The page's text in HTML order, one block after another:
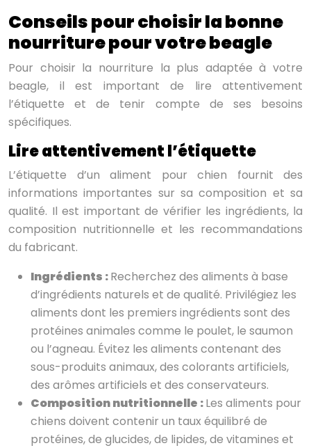
Conseils pour choisir la bonne
nourriture pour votre beagle
Pour choisir la nourriture la plus adaptée à votre
beagle, il est important de lire attentivement
l’étiquette et de tenir compte de ses besoins
spécifiques.
Lire attentivement l’étiquette
L’étiquette d’un aliment pour chien fournit des
informations importantes sur sa composition et sa
qualité. Il est important de vérifier les ingrédients, la
composition nutritionnelle et les recommandations
du fabricant.
Ingrédients :Recherchez des aliments à base
d’ingrédients naturels et de qualité. Privilégiez les
aliments dont les premiers ingrédients sont des
protéines animales comme le poulet, le saumon
ou l’agneau. Évitez les aliments contenant des
sous-produits animaux, des colorants artificiels,
des arômes artificiels et des conservateurs.
Composition nutritionnelle :Les aliments pour
chiens doivent contenir un taux équilibré de
protéines, de glucides, de lipides, de vitamines et